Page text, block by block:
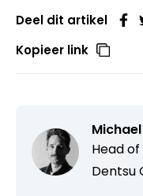
Deel dit artikel
Kopieer link
Head
Dentsu